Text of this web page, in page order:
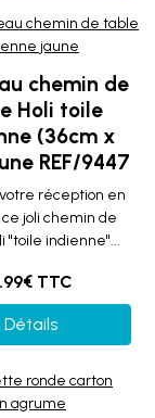
chemin de
Holi toile
(36cm x
REF/9447
réception en
joli chemin de
"toile indienne"...
TTC
Détails